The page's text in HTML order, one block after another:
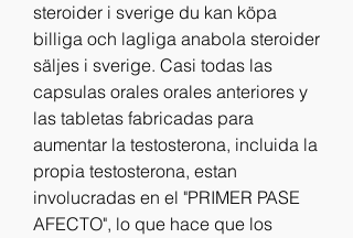
steroider i sverige du kan köpa
billiga och lagliga anabola steroider
säljes i sverige. Casi todas las
capsulas orales orales anteriores y
las tabletas fabricadas para
aumentar la testosterona, incluida la
propia testosterona, estan
involucradas en el "PRIMER PASE
AFECTO", lo que hace que los